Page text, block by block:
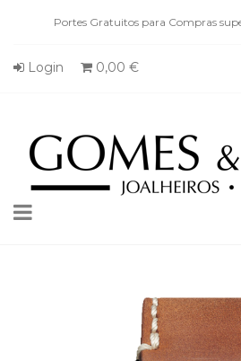
Portes Gratuitos para Compras
Login 0,00 €
Toggle